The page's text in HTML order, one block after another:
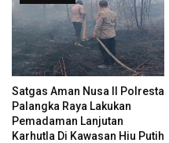
Satgas Aman Nusa II Polresta
Palangka Raya Lakukan
Pemadaman Lanjutan
Karhutla Di Kawasan Hiu Putih